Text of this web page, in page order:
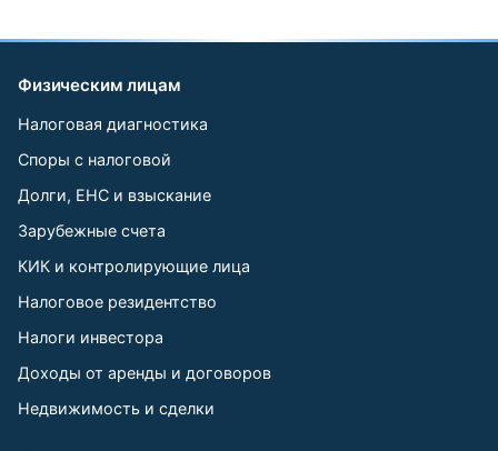
Физическим лицам
Налоговая диагностика
Споры с налоговой
Долги, ЕНС и взыскание
Зарубежные счета
КИК и контролирующие лица
Налоговое резидентство
Налоги инвестора
Доходы от аренды и договоров
Недвижимость и сделки